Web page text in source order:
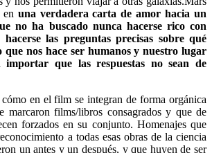
en una verdadera carta de amor hacia un
no ha buscado nunca hacerse rico con
hacerse las preguntas precisas sobre qué
que nos hace ser humanos y nuestro lugar
que las respuestas no sean de
en el film se integran de forma orgánica
marcaron films/libros consagrados y que de
forzados en su conjunto. Homenajes que
a todas esas obras de la ciencia
un antes y un después, y que huyen de ser